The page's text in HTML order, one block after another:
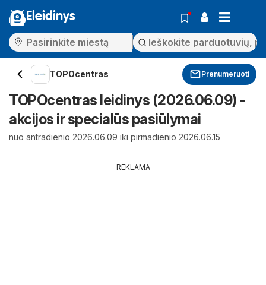
Eleidinys
TOPOcentras Prenumeruoti
TOPOcentras leidinys (2026.06.09) -
akcijos ir specialūs pasiūlymai
nuo antradienio 2026.06.09 iki pirmadienio 2026.06.15
REKLAMA